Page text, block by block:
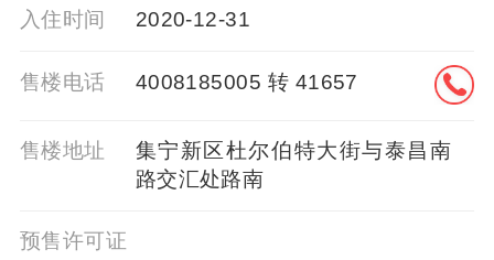
入住时间 2020-12-31
售楼电话 4008185005 转 41657
售楼地址
集宁新区杜尔伯特大街与泰昌南
路交汇处路南
预售许可证